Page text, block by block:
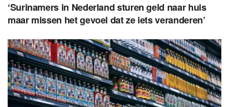
‘Surinamers in Nederland sturen geld naar huis
maar missen het gevoel dat ze iets veranderen’